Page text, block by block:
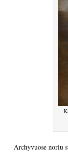
Archyvuose noriu